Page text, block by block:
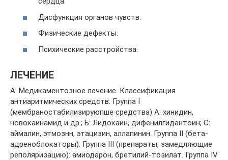
Дисфункция органов чувств.
Физические дефекты.
Психические расстройства.
ЛЕЧЕНИЕ
А. Медикаментозное лечение. Классификация
антиаритмических средств: Группа I
(мембраностабилизируюпше средства) А: хинидин,
новокаинамид и др.; Б: Лидокаин, дифенилгидантоин; С:
аймалин, этмознн, этацизин, аллапинин. Группа II (бета-
адреноблокаторы). Группа III (препараты, замедляющие
реполяризацию): амиодарон, бретилий-тозилат. Группа IV